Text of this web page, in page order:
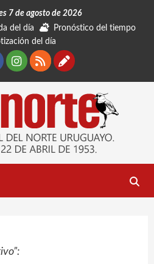
7 de agosto de 2026
del día
Pronóstico del tiempo
del día
Instagram
RSSContáctanos